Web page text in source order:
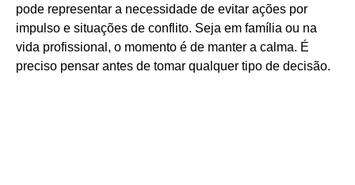
pode representar a necessidade de evitar ações por
impulso e situações de conflito. Seja em família ou na
vida profissional, o momento é de manter a calma. É
preciso pensar antes de tomar qualquer tipo de decisão.